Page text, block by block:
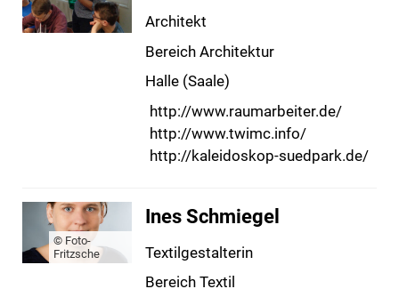
Architekt
Bereich Architektur
Halle (Saale)
http://www.raumarbeiter.de/
http://www.twimc.info/
http://kaleidoskop-suedpark.de/
© Foto-
Fritzsche
Ines Schmiegel
Textilgestalterin
Bereich Textil